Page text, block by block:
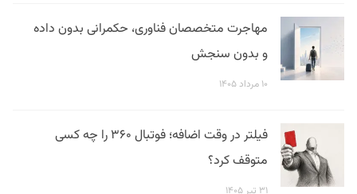
مهاجرت متخصصان فناوری، حکمرانی بدون داده
و بدون سنجش
۱۰ مرداد ۱۴۰۵
فیلتر در وقت اضافه؛ فوتبال ۳۶۰ را چه کسی
متوقف کرد؟
۳۱ تیر ۱۴۰۵